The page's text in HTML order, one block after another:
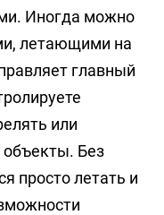
Иногда можно
летающими на
главный
или
объекты. Без
просто летать и